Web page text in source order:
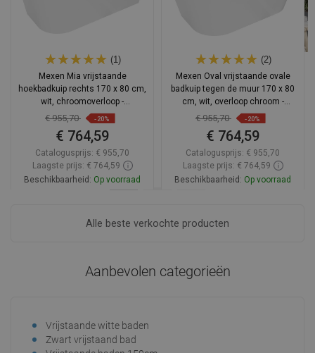
(1)
Mexen Mia vrijstaande
hoekbadkuip rechts 170 x 80 cm,
wit, chroomoverloop -
52691708000P-01
€ 955,70 -20%
€ 764,59
Catalogusprijs: € 955,70
Laagste prijs: € 764,59
Beschikbaarheid: Op voorraad
(2)
Mexen Oval vrijstaande ovale
badkuip tegen de muur 170 x 80
cm, wit, overloop chroom -
52671708000-01
€ 955,70 -20%
€ 764,59
Catalogusprijs: € 955,70
Laagste prijs: € 764,59
Beschikbaarheid: Op voorraad
Alle beste verkochte producten
Aanbevolen categorieën
Vrijstaande witte baden
Zwart vrijstaand bad